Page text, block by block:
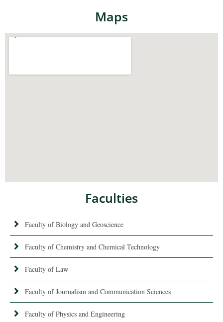
Maps
Faculties
Faculty of Biology and Geoscience
Faculty of Chemistry and Chemical Technology
Faculty of Law
Faculty of Journalism and Communication Sciences
Faculty of Physics and Engineering